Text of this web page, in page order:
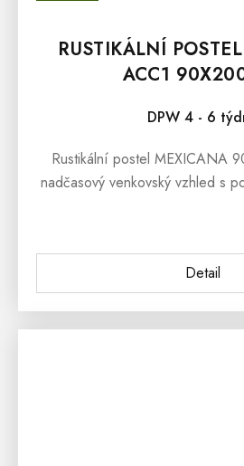
RUSTIKÁLNÍ
ACC1
DPW 4 - 6
Detail
Rustikální postel MEXICANA
nadčasový venkovský vzhled s
hodí do ložnice,